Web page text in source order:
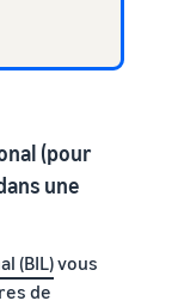
(pour
une
(BIL)vous
de